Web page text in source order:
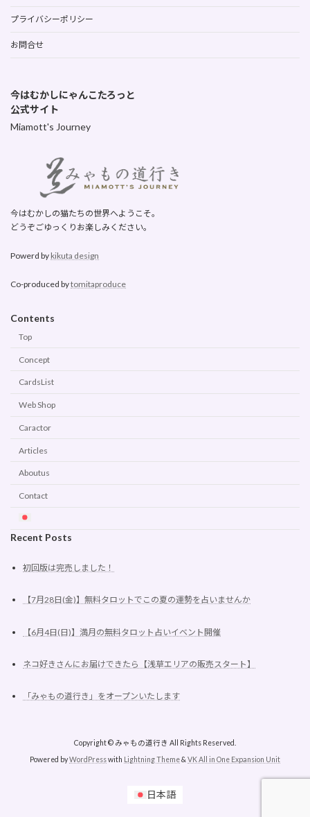
プライバシーポリシー
お問合せ
今はむかしにゃんこたろっと
公式サイト
Miamott's Journey
今はむかしの猫たちの世界へようこそ。
どうぞごゆっくりお楽しみください。
Powerd by kikuta design
Co-produced bytomitaproduce
Contents
Top
Concept
CardsList
Web Shop
Caractor
Articles
Aboutus
Contact
Recent Posts
初回版は完売しました！
【7月28日(金)】無料タロットでこの夏の運勢を占いませんか
【6月4日(日)】満月の無料タロット占いイベント開催
ネコ好きさんにお届けできたら【浅草エリアの販売スタート】
「みゃもの道行き」をオープンいたします
Copyright © みゃもの道行き All Rights Reserved.
Powered byWordPresswith Lightning Theme& VK All in One Expansion Unit
日本語